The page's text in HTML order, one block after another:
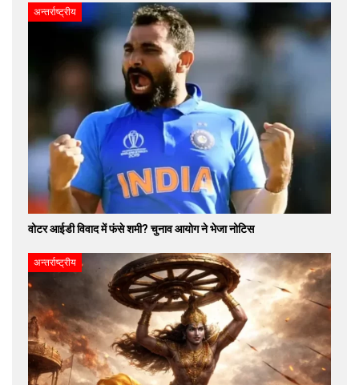
अन्तर्राष्ट्रीय
वोटर आईडी विवाद में फंसे शमी? चुनाव आयोग ने भेजा नोटिस
अन्तर्राष्ट्रीय